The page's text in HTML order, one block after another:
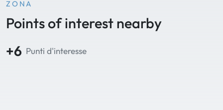
ZONA
Points of interest nearby
+6 Punti d'interesse